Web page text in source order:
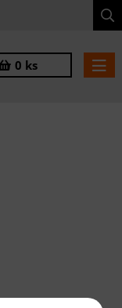
0 ks